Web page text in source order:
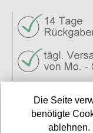
Links
Die Seite
benötigte
ablehnen.